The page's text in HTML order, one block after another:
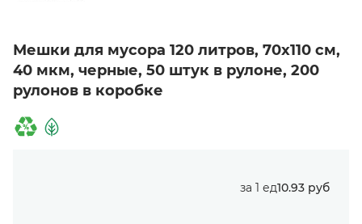
Мешки для мусора 120 литров, 70х110 см,
40 мкм, черные, 50 штук в рулоне, 200
рулонов в коробке
за 1 ед10.93 руб